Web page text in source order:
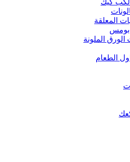
كيك
المعلقة
بومس
الملونة
الطعام